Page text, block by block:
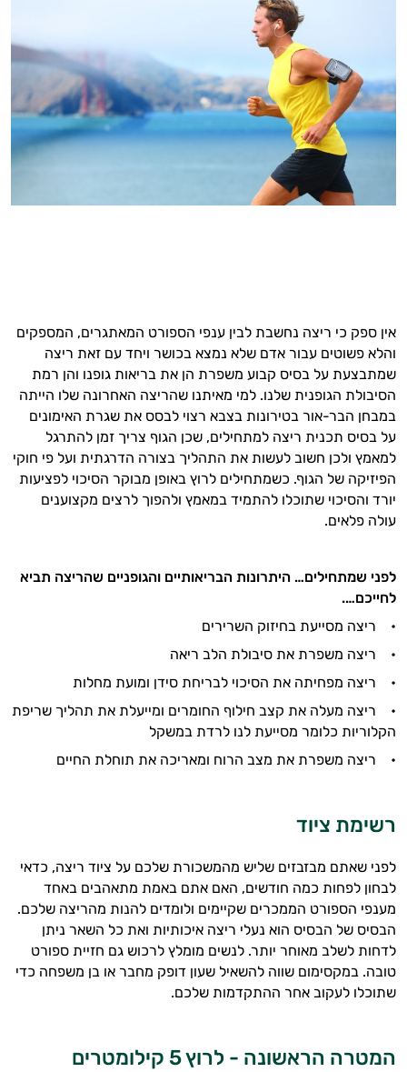
אין ספק כי ריצה נחשבת לבין ענפי הספורט המאתגרים, המספקים
והלא פשוטים עבור אדם שלא נמצא בכושר ויחד עם זאת ריצה
שמתבצעת על בסיס קבוע משפרת הן את בריאות גופנו והן רמת
הסיבולת הגופנית שלנו. למי מאיתנו שהריצה האחרונה שלו הייתה
במבחן הבר-אור בטירונות בצבא רצוי לבסס את שגרת האימונים
על בסיס תכנית ריצה למתחילים, שכן הגוף צריך זמן להתרגל
למאמץ ולכן חשוב לעשות את התהליך בצורה הדרגתית ועל פי חוקי
הפיזיקה של הגוף. כשמתחילים לרוץ באופן מבוקר הסיכוי לפציעות
יורד והסיכוי שתוכלו להתמיד במאמץ ולהפוך לרצים מקצוענים
עולה פלאים.
לפני שמתחילים… היתרונות הבריאותיים והגופניים שהריצה תביא
לחייכם…
.
• ריצה מסייעת בחיזוק השרירים
• ריצה משפרת את סיבולת הלב ריאה
• ריצה מפחיתה את הסיכוי לבריחת סידן ומועת מחלות
• ריצה מעלה את קצב חילוף החומרים ומייעלת את תהליך שריפת
הקלוריות כלומר מסייעת לנו לרדת במשקל
• ריצה משפרת את מצב הרוח ומאריכה את תוחלת החיים
רשימת ציוד
לפני שאתם מבזבזים שליש מהמשכורת שלכם על ציוד ריצה, כדאי
לבחון לפחות כמה חודשים, האם אתם באמת מתאהבים באחד
מענפי הספורט הממכרים שקיימים ולומדים להנות מהריצה שלכם.
הבסיס של הבסיס הוא נעלי ריצה איכותיות ואת כל השאר ניתן
לדחות לשלב מאוחר יותר. לנשים מומלץ לרכוש גם חזיית ספורט
טובה. במקסימום שווה להשאיל שעון דופק מחבר או בן משפחה כדי
שתוכלו לעקוב אחר ההתקדמות שלכם.
המטרה הראשונה - לרוץ5 קילומטרים